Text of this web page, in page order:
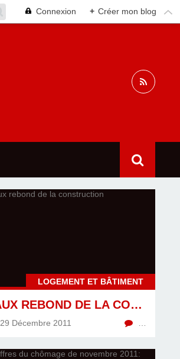
Connexion + Créer mon blog
LOGEMENT ET BÂTIMENT
FAUX REBOND DE LA CONSTRUCTION
29 Décembre 2011